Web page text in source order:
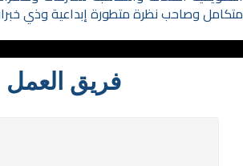
متكامل وصاحب نظرة متطورة إبداعية وذي
فريق العمل